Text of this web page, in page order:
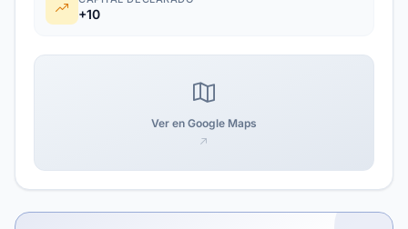
+10
Ver en Google Maps